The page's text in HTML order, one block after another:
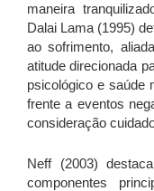
maneira
Dalai Lama (1995)
ao sofrimento,
atitude direcionada
psicológico e saúde
frente a eventos
consideração
Neff (2003)
componentes